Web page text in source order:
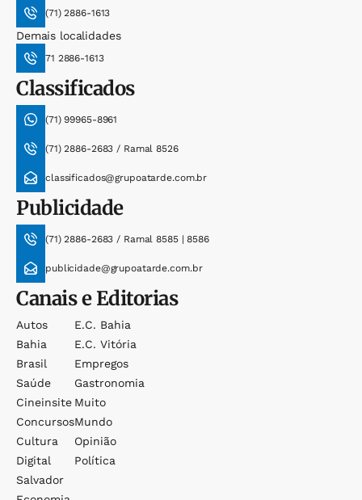
(71) 2886-1613
Demais localidades
71 2886-1613
Classificados
(71) 99965-8961
(71) 2886-2683 / Ramal 8526
classificados@grupoatarde.com.br
Publicidade
(71) 2886-2683 / Ramal 8585 | 8586
publicidade@grupoatarde.com.br
Canais e Editorias
Autos
Bahia
Brasil
Saúde
Cineinsite
Concursos
Cultura
Digital
Salvador
E.c. Bahia
E.c. Vitória
Empregos
Gastronomia
Muito
Mundo
Opinião
Política